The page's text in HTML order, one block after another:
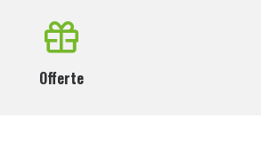
Offerte